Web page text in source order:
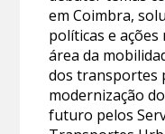
em Coimbra,
políticas e
área da
dos transportes
modernização
futuro pelos